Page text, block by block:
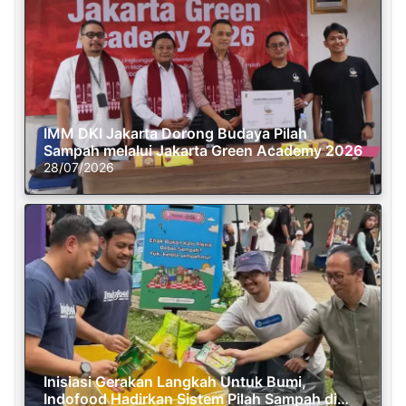
IMM DKI Jakarta Dorong Budaya Pilah
Sampah melalui Jakarta Green Academy 2026
28/07/2026
Inisiasi Gerakan Langkah Untuk Bumi,
Indofood Hadirkan Sistem Pilah Sampah di